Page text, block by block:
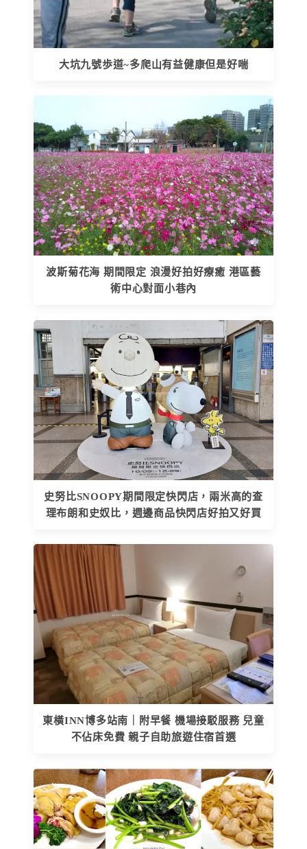
大坑九號歩道~多爬山有益健康但是好喘
波斯菊花海 期間限定 浪漫好拍好療癒 港區藝
術中心對面小巷內
史努比SNOOPY期間限定快閃店，兩米高的查
理布朗和史奴比，週邊商品快閃店好拍又好買
東橫INN博多站南｜附早餐 機場接駁服務 兒童
不佔床免費 親子自助旅遊住宿首選